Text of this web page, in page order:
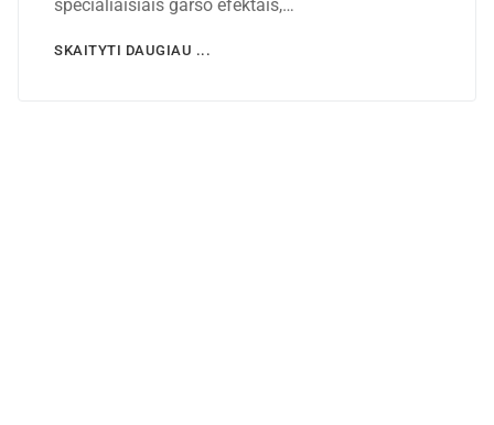
specialiaisiais garso efektais,…
SKAITYTI DAUGIAU ...